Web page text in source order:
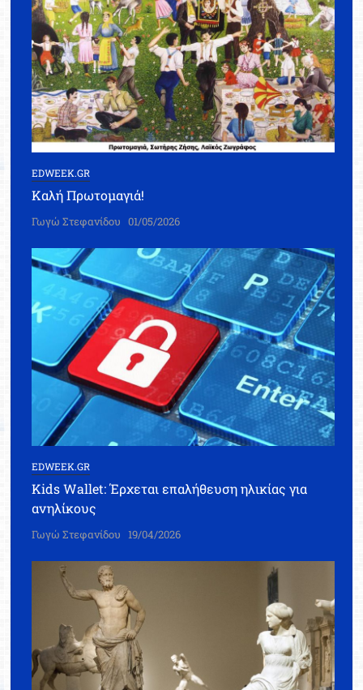
EDWEEK.GR
Καλή Πρωτομαγιά!
Γωγώ Στεφανίδου 01/05/2026
EDWEEK.GR
Kids Wallet: Έρχεται επαλήθευση ηλικίας για
ανηλίκους
Γωγώ Στεφανίδου 19/04/2026